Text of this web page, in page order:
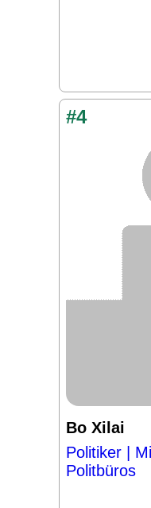
#4
Bo Xilai
Politiker |
Politbüros